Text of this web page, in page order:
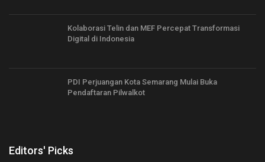
Kolaborasi Telin dan MEF Percepat Transformasi
Digital di Indonesia
PDI Perjuangan Kota Semarang Mulai Buka
Pendaftaran Pilwalkot
Editors' Picks